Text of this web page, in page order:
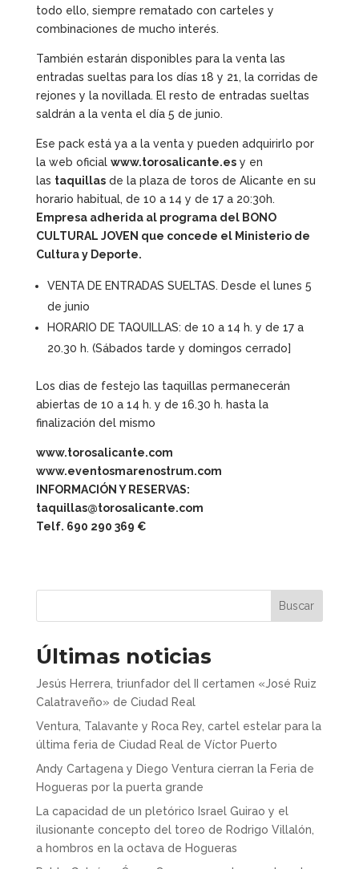
todo ello, siempre rematado con carteles y
combinaciones de mucho interés.
También estarán disponibles para la venta las
entradas sueltas para los días 18 y 21, la corridas de
rejones y la novillada. El resto de entradas sueltas
saldrán a la venta el día 5 de junio.
Ese pack está ya a la venta y pueden adquirirlo por
la web oficial www.torosalicante.esy en
las taquillasde la plaza de toros de Alicante en su
horario habitual, de 10 a 14 y de 17 a 20:30h.
Empresa adherida al programa del BONO
CULTURAL JOVEN que concede el Ministerio de
Cultura y Deporte.
VENTA DE ENTRADAS SUELTAS. Desde el lunes 5
de junio
HORARIO DE TAQUILLAS: de 10 a 14 h. y de 17 a
20.30 h. (Sábados tarde y domingos cerrado]
Los dias de festejo las taquillas permanecerán
abiertas de 10 a 14 h. y de 16.30 h. hasta la
finalización del mismo
www.torosalicante.com
www.eventosmarenostrum.com
INFORMACIÓN Y RESERVAS:
taquillas@torosalicante.com
Telf. 690 290 369 €
Buscar
Últimas noticias
Jesús Herrera, triunfador del II certamen «José Ruiz
Calatraveño» de Ciudad Real
Ventura, Talavante y Roca Rey, cartel estelar para la
última feria de Ciudad Real de Víctor Puerto
Andy Cartagena y Diego Ventura cierran la Feria de
Hogueras por la puerta grande
La capacidad de un pletórico Israel Guirao y el
ilusionante concepto del toreo de Rodrigo Villalón,
a hombros en la octava de Hogueras